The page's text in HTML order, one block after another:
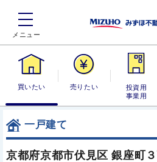
買いたい 売りたい
投資用・事業
用
一戸建て
京都府京都市伏見区 銀座町３